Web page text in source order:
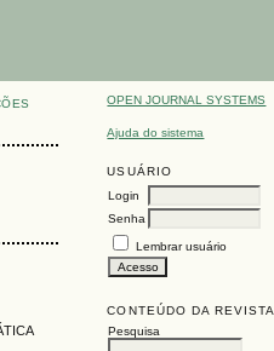
OPEN JOURNAL SYSTEMS
Ajuda do sistema
USUÁRIO
Login
Senha
Lembrar usuário
CONTEÚDO DA REVISTA
Pesquisa